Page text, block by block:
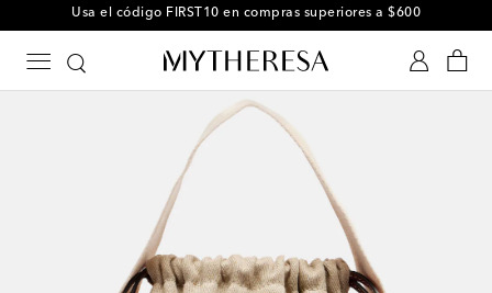
-10% en tu primer pedido en una selección